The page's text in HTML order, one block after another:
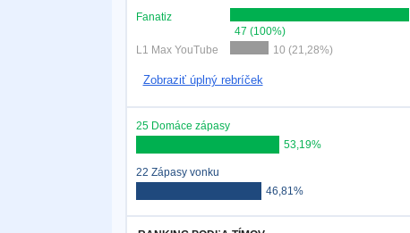
Fanatiz
47 (100%)
L1 Max YouTube
10 (21,28%)
Zobraziť úplný rebríček
25 Domáce zápasy
53,19%
22 Zápasy vonku
46,81%